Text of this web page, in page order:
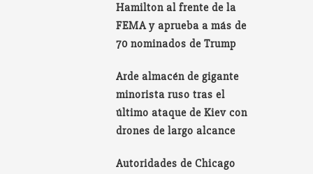
Hamilton al frente de la
FEMA y aprueba a más de
70 nominados de Trump
Arde almacén de gigante
minorista ruso tras el
último ataque de Kiev con
drones de largo alcance
Autoridades de Chicago